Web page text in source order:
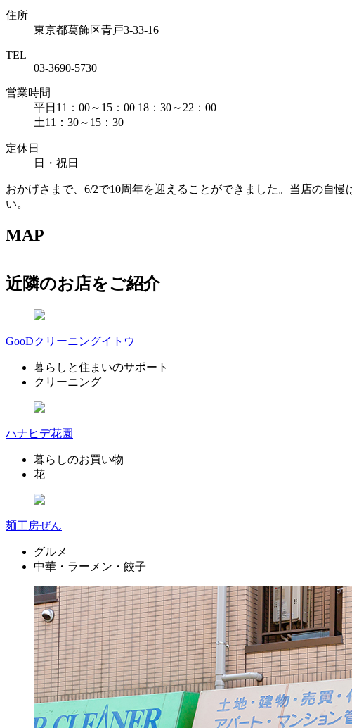
住所
東京都葛飾区青戸3-33-16
TEL
03-3690-5730
営業時間
平日11：00～15：00 18：30～22：00
土11：30～15：30
定休日
日・祝日
おかげさまで、6/2で10周年を迎えることができました。当店の自
い。
MAP
近隣のお店をご紹介
GooDクリーニングイトウ
暮らしと住まいのサポート
クリーニング
ハナヒデ花園
暮らしのお買い物
花
麺工房ぜん
グルメ
中華・ラーメン・餃子